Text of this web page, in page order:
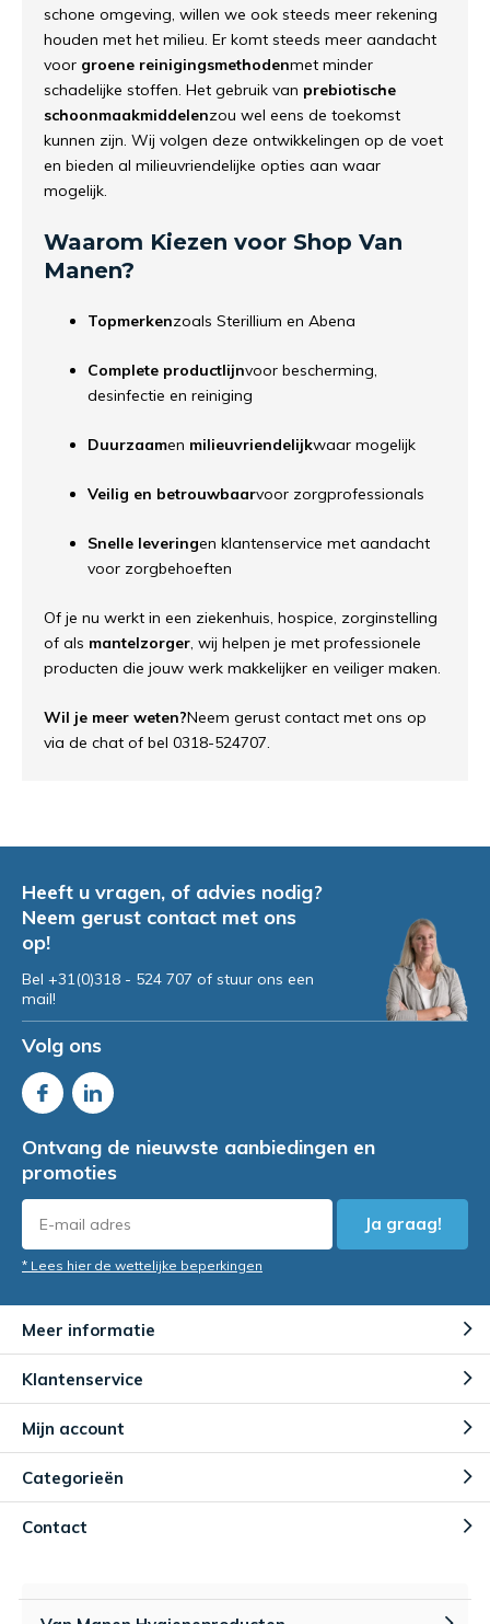
schone omgeving, willen we ook steeds meer rekening
houden met het milieu. Er komt steeds meer aandacht
voor groene reinigingsmethodenmet minder
schadelijke stoffen. Het gebruik van prebiotische
schoonmaakmiddelenzou wel eens de toekomst
kunnen zijn. Wij volgen deze ontwikkelingen op de voet
en bieden al milieuvriendelijke opties aan waar
mogelijk.
Waarom Kiezen voor Shop Van
Manen?
Topmerkenzoals Sterillium en Abena
Complete productlijnvoor bescherming,
desinfectie en reiniging
Duurzaamen milieuvriendelijkwaar mogelijk
Veilig en betrouwbaarvoor zorgprofessionals
Snelle leveringen klantenservice met aandacht
voor zorgbehoeften
Of je nu werkt in een ziekenhuis, hospice, zorginstelling
of als mantelzorger, wij helpen je met professionele
producten die jouw werk makkelijker en veiliger maken.
Wil je meer weten?Neem gerust contact met ons op
via de chat of bel 0318-524707.
Heeft u vragen, of advies nodig?
Neem gerust contact met ons
op!
Bel +31(0)318 - 524 707 of stuur ons een
mail!
Volg ons
Ontvang de nieuwste aanbiedingen en
promoties
Ja graag!
* Lees hier de wettelijke beperkingen
Meer informatie
Klantenservice
Mijn account
Categorieën
Contact